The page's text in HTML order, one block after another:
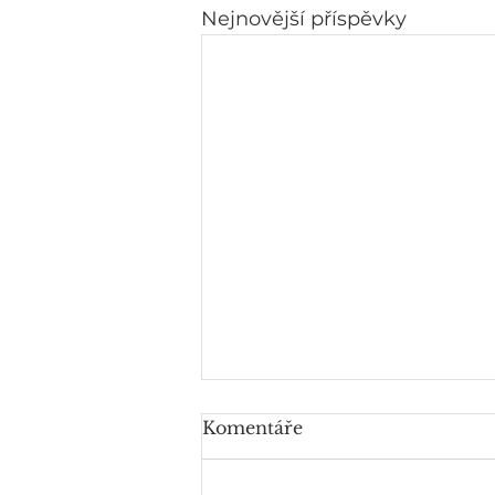
Nejnovější příspěvky
PROROCTVÍ NA ROK
2015
Komentáře